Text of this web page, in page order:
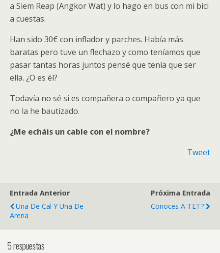
a Siem Reap (Angkor Wat) y lo hago en bus con mi bici
a cuestas.
Han sido 30€ con inflador y parches. Había más
baratas pero tuve un flechazo y como teníamos que
pasar tantas horas juntos pensé que tenía que ser
ella. ¿O es él?
Todavía no sé si es compañera o compañero ya que
no la he bautizado.
¿Me echáis un cable con el nombre?
Tweet
Entrada Anterior
Una De Cal Y Una De
Arena
Próxima Entrada
Conoces A TET?
5 respuestas